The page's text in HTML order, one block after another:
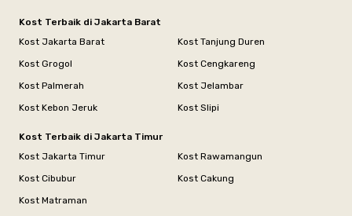
Kost Terbaik di Jakarta Barat
Kost Jakarta Barat
Kost Tanjung Duren
Kost Grogol
Kost Cengkareng
Kost Palmerah
Kost Jelambar
Kost Kebon Jeruk
Kost Slipi
Kost Terbaik di Jakarta Timur
Kost Jakarta Timur
Kost Rawamangun
Kost Cibubur
Kost Cakung
Kost Matraman